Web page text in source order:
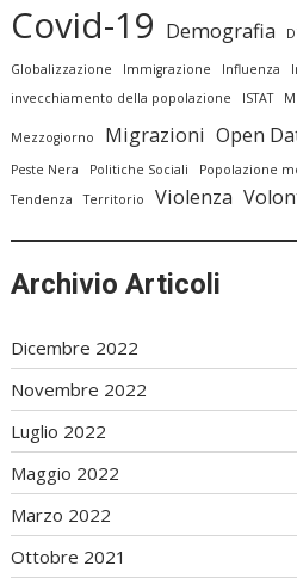
Covid-19 Demografia
Globalizzazione Immigrazione Influenza
invecchiamento della popolazione
ISTAT
Mezzogiorno Migrazioni Open
Peste Nera Politiche Sociali Popolazione
Tendenza
Territorio Violenza
Archivio Articoli
Dicembre 2022
Novembre 2022
Luglio 2022
Maggio 2022
Marzo 2022
Ottobre 2021